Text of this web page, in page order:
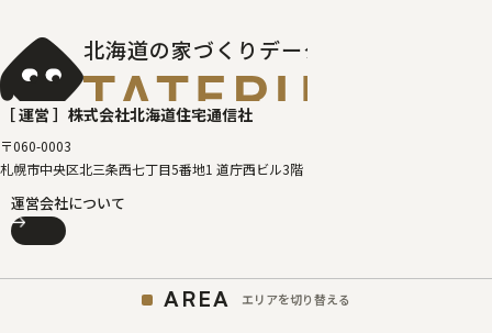
北海道の家づくりデータベース
［ 運営 ］ 株式会社北海道住宅通信社
〒060-0003
札幌市中央区北三条西七丁目5番地1 道庁西ビル3階
運営会社について
AREA エリアを切り替える